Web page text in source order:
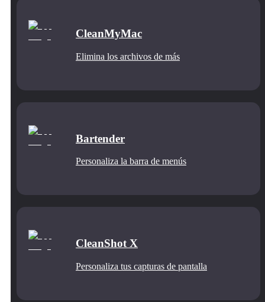
CleanMyMac
Elimina los archivos de más
Bartender
Personaliza la barra de menús
CleanShot X
Personaliza tus capturas de pantalla